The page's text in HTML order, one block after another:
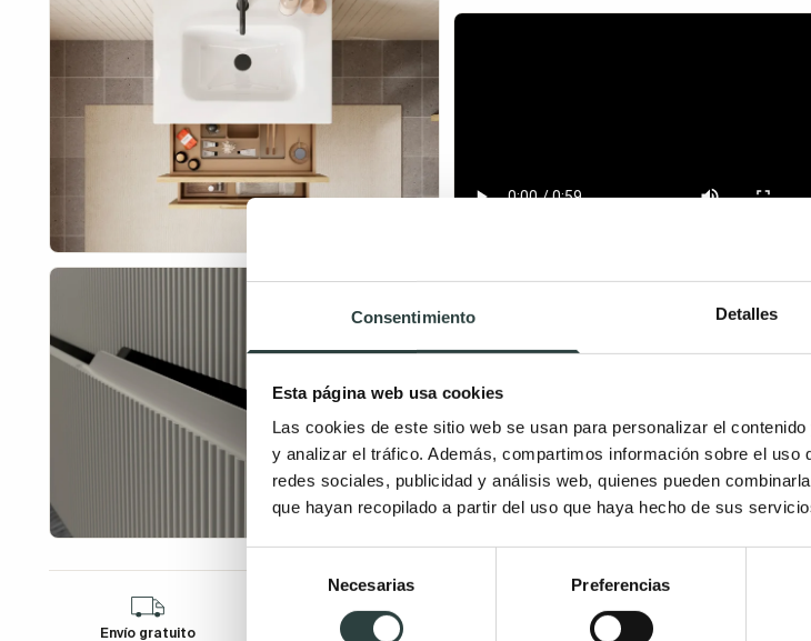
Consentimiento Detalles
Esta página web usa cookies
Las cookies de este sitio web se usan para personalizar el
y analizar el tráfico. Además, compartimos información sobre el uso
redes sociales, publicidad y análisis web, quienes pueden
que hayan recopilado a partir del uso que haya hecho de sus
consentimiento
Necesarias Preferencias
Envío gratuito Financia tu compra
Devolución de 14